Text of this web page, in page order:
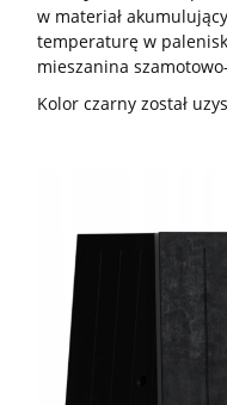
w materiał
temperaturę w
mieszanina
Kolor czarny został